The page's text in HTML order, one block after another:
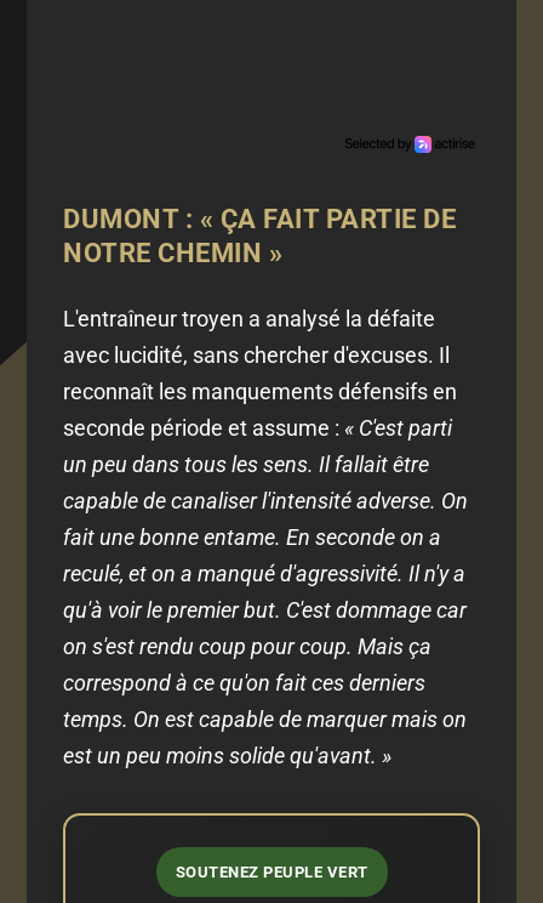
DUMONT : « ÇA FAIT PARTIE DE
NOTRE CHEMIN »
L'entraîneur troyen a analysé la défaite
avec lucidité, sans chercher d'excuses. Il
reconnaît les manquements défensifs en
seconde période et assume :« C'est parti
un peu dans tous les sens. Il fallait être
capable de canaliser l'intensité adverse. On
fait une bonne entame. En seconde on a
reculé, et on a manqué d'agressivité. Il n'y a
qu'à voir le premier but. C'est dommage car
on s'est rendu coup pour coup. Mais ça
correspond à ce qu'on fait ces derniers
temps. On est capable de marquer mais on
est un peu moins solide qu'avant. »
SOUTENEZ PEUPLE VERT